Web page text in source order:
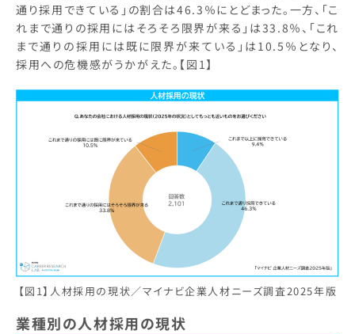
通り採用できている」の割合は46.3％にとどまった。一方、「こ
れまで通りの採用にはそろそろ限界が来る」は33.8％、「これ
まで通りの採用には既に限界が来ている」は10.5％となり、
採用への危機感がうかがえた。【図1】
【図1】人材採用の現状／マイナビ企業人材ニーズ調査2025年版
業種別の人材採用の現状